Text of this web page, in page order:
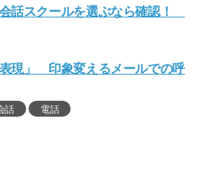
話スクールを選ぶなら確認！
現」 印象変えるメールでの呼
話 電話